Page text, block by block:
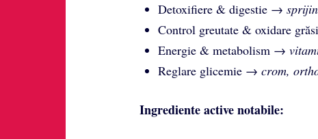
Detoxifiere & digestie →
Control greutate & oxidare
Energie & metabolism →
Reglare glicemie → crom,
Ingrediente active notabile: